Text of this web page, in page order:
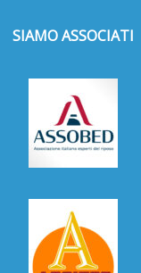
SIAMO ASSOCIATI